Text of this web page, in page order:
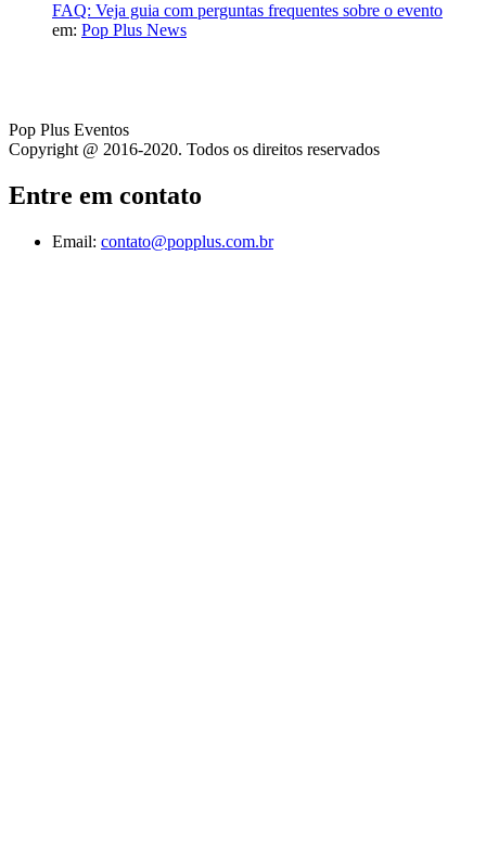
FAQ: Veja guia com perguntas frequentes sobre o evento
em: Pop Plus News
Pop Plus Eventos
Copyright @ 2016-2020. Todos os direitos reservados
Entre em contato
Email: contato@popplus.com.br